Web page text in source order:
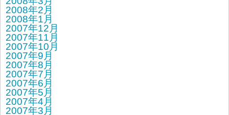
2008年2月
2008年1月
2007年12月
2007年11月
2007年10月
2007年9月
2007年8月
2007年7月
2007年6月
2007年5月
2007年4月
2007年3月